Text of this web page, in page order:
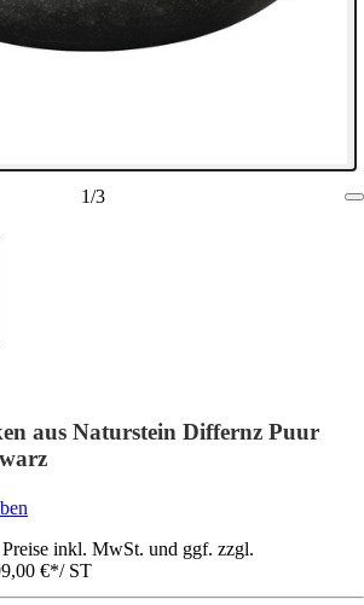
1/3
aus Naturstein Differnz Puur
inkl. MwSt. und ggf. zzgl.
€*/ ST